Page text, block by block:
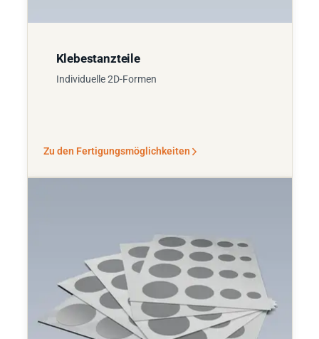
Klebestanzteile
Individuelle 2D-Formen
Zu den Fertigungsmöglichkeiten